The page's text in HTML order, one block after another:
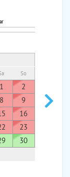
So
1
2
8
9
16
23
30
7